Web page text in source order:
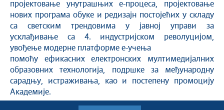
пројектовање унутрашњих е-процеса, пројектовање
нових програма обуке и редизајн постојећих у складу
са светским трендовима у јавној управи за
усклађивање са 4. индустријском револуцијом,
увођење модерне платформе е-учења
помоћу ефикасних електронских мултимедијалних
образовних технологија, подршке за међународну
сарадњу, истраживања, као и постепену промоцију
Академије.